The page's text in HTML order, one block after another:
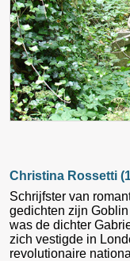
Christina Rossetti
Schrijfster van
gedichten zijn
was de dichter
zich vestigde in
revolutionaire